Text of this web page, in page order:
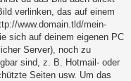
verlinken, das auf einem
www.domain.tld/mein-
sich auf deinem eigenen PC
Server), noch zu
sind, z. B. Hotmail- oder
Seiten usw. Um das